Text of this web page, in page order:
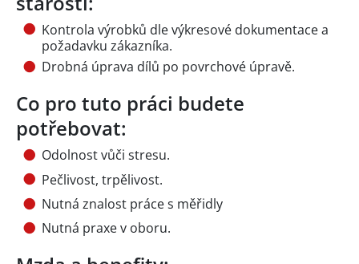
Kontrola výrobků dle výkresové dokumentace a
požadavku zákazníka.
Drobná úprava dílů po povrchové úpravě.
Co pro tuto práci budete
potřebovat:
Odolnost vůči stresu.
Pečlivost, trpělivost.
Nutná znalost práce s měřidly
Nutná praxe v oboru.